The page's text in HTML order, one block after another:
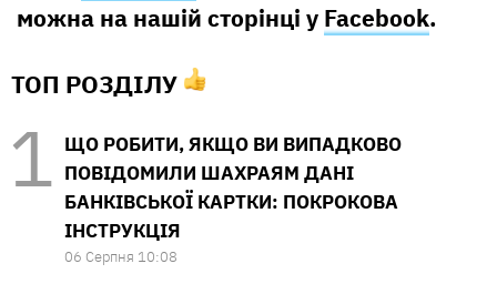
можна на нашій сторінці у Facebook.
ТОП РОЗДІЛУ
ЩО РОБИТИ, ЯКЩО ВИ ВИПАДКОВО
ПОВІДОМИЛИ ШАХРАЯМ ДАНІ
БАНКІВСЬКОЇ КАРТКИ: ПОКРОКОВА
ІНСТРУКЦІЯ
06 Серпня 10:08